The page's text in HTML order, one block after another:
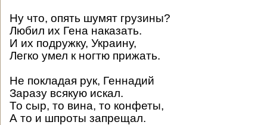
Ну что, опять шумят грузины?
Любил их Гена наказать.
И их подружку, Украину,
Легко умел к ногтю прижать.
Не покладая рук, Геннадий
Заразу всякую искал.
То сыр, то вина, то конфеты,
А то и шпроты запрещал.